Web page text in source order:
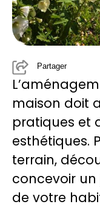
Partager
maison doit
pratiques et
esthétiques.
terrain,
concevoir
de votre